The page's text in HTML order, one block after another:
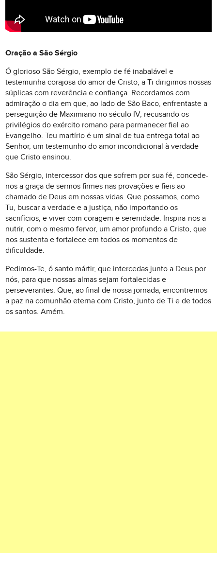
Oração a São Sérgio
Ó glorioso São Sérgio, exemplo de fé inabalável e
testemunha corajosa do amor de Cristo, a Ti dirigimos nossas
súplicas com reverência e confiança. Recordamos com
admiração o dia em que, ao lado de São Baco, enfrentaste a
perseguição de Maximiano no século IV, recusando os
privilégios do exército romano para permanecer fiel ao
Evangelho. Teu martírio é um sinal de tua entrega total ao
Senhor, um testemunho do amor incondicional à verdade
que Cristo ensinou.
São Sérgio, intercessor dos que sofrem por sua fé, concede-
nos a graça de sermos firmes nas provações e fieis ao
chamado de Deus em nossas vidas. Que possamos, como
Tu, buscar a verdade e a justiça, não importando os
sacrifícios, e viver com coragem e serenidade. Inspira-nos a
nutrir, com o mesmo fervor, um amor profundo a Cristo, que
nos sustenta e fortalece em todos os momentos de
dificuldade.
Pedimos-Te, ó santo mártir, que intercedas junto a Deus por
nós, para que nossas almas sejam fortalecidas e
perseverantes. Que, ao final de nossa jornada, encontremos
a paz na comunhão eterna com Cristo, junto de Ti e de todos
os santos. Amém.